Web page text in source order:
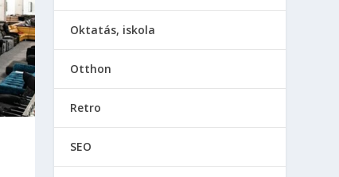
Oktatás, iskola
Otthon
Retro
SEO